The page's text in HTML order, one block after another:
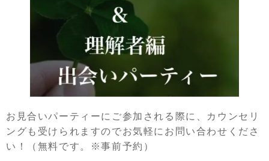
お見合いパーティーにご参加される際に、カウンセリ
ングも受けられますのでお気軽にお問い合わせくださ
い！（無料です。※事前予約）